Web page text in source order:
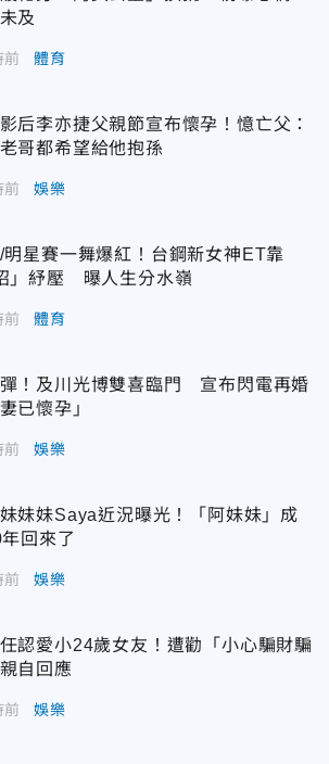
及
前 體育
后李亦捷父親節宣布懷孕！憶亡父：
哥都希望給他抱孫
前 娛樂
明星賽一舞爆紅！台鋼新女神ET靠
」紓壓 曝人生分水嶺
前 體育
！及川光博雙喜臨門 宣布閃電再婚
妻已懷孕」
前 娛樂
妹妹Saya近況曝光！「阿妹妹」成
回來了
前 娛樂
認愛小24歲女友！遭勸「小心騙財騙
自回應
前 娛樂